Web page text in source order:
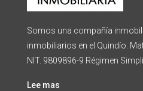
Somos una compañía
inmobiliarios en el Quindío.
NIT. 9809896-9 Régimen
Lee mas